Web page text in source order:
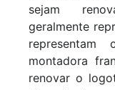
sejam
geralmente
montadora
renovar o